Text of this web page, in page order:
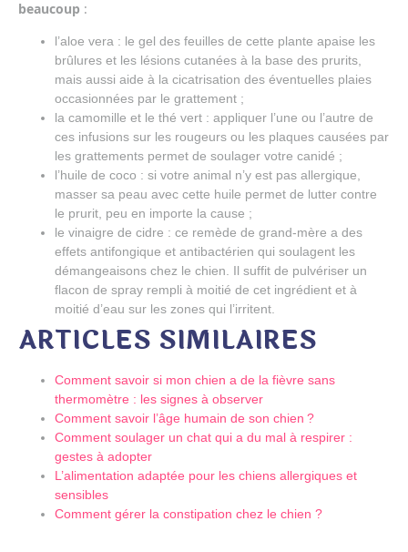
beaucoup :
l’aloe vera : le gel des feuilles de cette plante apaise les
brûlures et les lésions cutanées à la base des prurits,
mais aussi aide à la cicatrisation des éventuelles plaies
occasionnées par le grattement ;
la camomille et le thé vert : appliquer l’une ou l’autre de
ces infusions sur les rougeurs ou les plaques causées par
les grattements permet de soulager votre canidé ;
l’huile de coco : si votre animal n’y est pas allergique,
masser sa peau avec cette huile permet de lutter contre
le prurit, peu en importe la cause ;
le vinaigre de cidre : ce remède de grand-mère a des
effets antifongique et antibactérien qui soulagent les
démangeaisons chez le chien. Il suffit de pulvériser un
flacon de spray rempli à moitié de cet ingrédient et à
moitié d’eau sur les zones qui l’irritent.
ARTICLES SIMILAIRES
Comment savoir si mon chien a de la fièvre sans
thermomètre : les signes à observer
Comment savoir l’âge humain de son chien ?
Comment soulager un chat qui a du mal à respirer :
gestes à adopter
L’alimentation adaptée pour les chiens allergiques et
sensibles
Comment gérer la constipation chez le chien ?